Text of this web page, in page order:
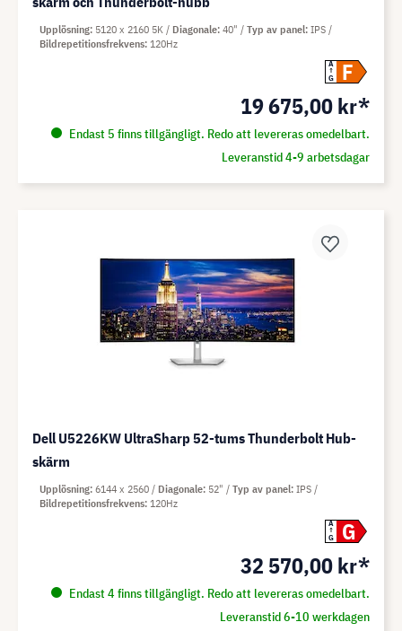
A
G
F
19 675,00 kr*
Endast 5 finns tillgängligt. Redo att levereras omedelbart.
Leveranstid 4-9 arbetsdagar
Upplösning 5120 x 2160 5K Diagonale 40" Typ av panel IPS
Bildrepetitionsfrekvens 120Hz
Dell U5226KW UltraSharp 52-tums Thunderbolt Hub-
skärm
A
G
G
32 570,00 kr*
Endast 4 finns tillgängligt. Redo att levereras omedelbart.
Leveranstid 6-10 werkdagen
Upplösning 6144 x 2560 Diagonale 52" Typ av panel IPS
Bildrepetitionsfrekvens 120Hz